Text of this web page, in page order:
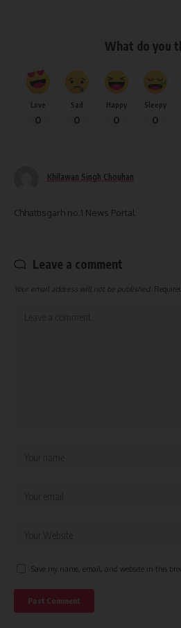
What do you
Love
0
Sad
0
Happy
0
Sleepy
0
Khilawan Singh Chouhan
Chhattisgarh no.1 News Portal
Leave a comment
Your email address will not be published.
Save my name, email, and website in this